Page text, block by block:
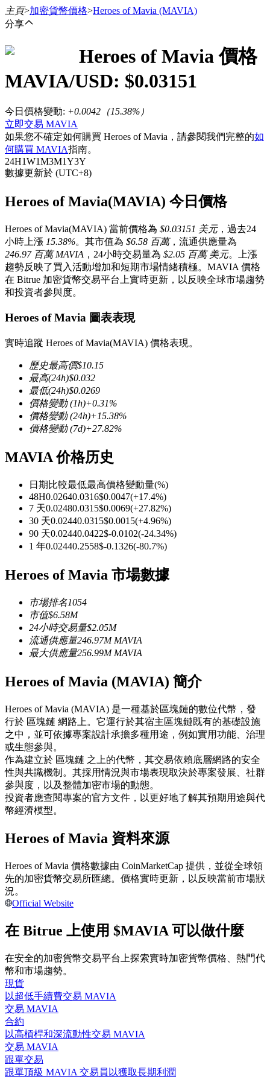
USDT永續
幣本位永續
以數字貨幣為保證金的永續合約
TradFi
美股、外匯、貴金屬及大宗商品衍生性商品
USDC永續
多種以USDC結算的永續合約
與頂尖交易專家同行
坐享盈利分成和跟單分傭
合約資訊
主頁>加密貨幣價格>Heroes of Mavia (MAVIA)
分享
Heroes of Mavia 價格
MAVIA/USD: $0.03151
今日價格變動: +0.0042 （15.38%）
立即交易 MAVIA
如果您不確定如何購買 Heroes of Mavia，請參閱我們完整的如
何購買 MAVIA指南。
24H1W1M3M1Y3Y
數據更新於 (UTC+8)
Heroes of Mavia(MAVIA) 今日價格
Heroes of Mavia(MAVIA) 當前價格為 $0.03151 美元，過去24
小時上漲 15.38%。其市值為 $6.58 百萬，流通供應量為
246.97 百萬 MAVIA ，24小時交易量為 $2.05 百萬 美元。上漲
趨勢反映了買入活動增加和短期市場情緒積極。MAVIA 價格
在 Bitrue 加密貨幣交易平台上實時更新，以反映全球市場趨勢
和投資者參與度。
Heroes of Mavia 圖表表現
實時追蹤 Heroes of Mavia(MAVIA) 價格表現。
歷史最高價$10.15
最高(24h)$0.032
最低(24h)$0.0269
價格變動(1h)+0.31%
價格變動(24h)+15.38%
價格變動(7d)+27.82%
MAVIA 价格历史
日期比較最低最高價格變動量(%)
48H0.02640.0316$0.0047(+17.4%)
7 天0.02480.0315$0.0069(+27.82%)
30 天0.02440.0315$0.0015(+4.96%)
90 天0.02440.0422$-0.0102(-24.34%)
1 年0.02440.2558$-0.1326(-80.7%)
Heroes of Mavia 市場數據
市場排名1054
市值$6.58M
24小時交易量$2.05M
流通供應量246.97M MAVIA
最大供應量256.99M MAVIA
Heroes of Mavia (MAVIA) 簡介
Heroes of Mavia (MAVIA) 是一種基於區塊鏈的數位代幣，發
行於 區塊鏈 網路上。它運行於其宿主區塊鏈既有的基礎設施
之中，並可依據專案設計承擔多種用途，例如實用功能、治理
或生態參與。
作為建立於 區塊鏈 之上的代幣，其交易依賴底層網路的安全
性與共識機制。其採用情況與市場表現取決於專案發展、社群
參與度，以及整體加密市場的動態。
投資者應查閱專案的官方文件，以更好地了解其預期用途與代
幣經濟模型。
Heroes of Mavia 資料來源
Heroes of Mavia 價格數據由 CoinMarketCap 提供，並從全球領
先的加密貨幣交易所匯總。價格實時更新，以反映當前市場狀
況。
Official Website
在 Bitrue 上使用 $MAVIA 可以做什麼
在安全的加密貨幣交易平台上探索實時加密貨幣價格、熱門代
幣和市場趨勢。
現貨
以超低手續費交易 MAVIA
交易 MAVIA
合約
以高槓桿和深流動性交易 MAVIA
交易 MAVIA
跟單交易
跟單頂級 MAVIA 交易員以獲取長期利潤